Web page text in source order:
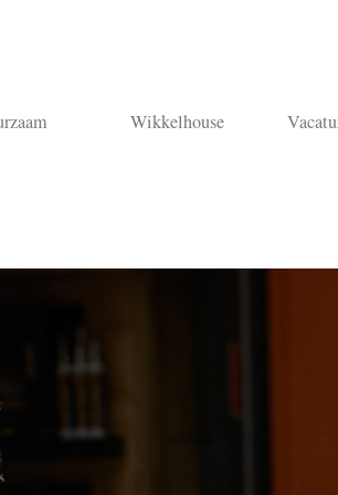
Wikkelhouse